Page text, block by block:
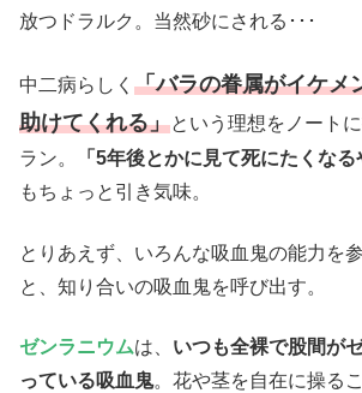
放つドラルク。当然砂にされる･･･
中二病らしく 「バラの眷属がイケメ
助けてくれる」という理想をノート
ラン。
「5年後とかに見て死にたくなる
もちょっと引き気味。
とりあえず、いろんな吸血鬼の能力を
と、知り合いの吸血鬼を呼び出す。
ゼンラニウムは、 いつも全裸で股間が
っている吸血鬼。花や茎を自在に操る